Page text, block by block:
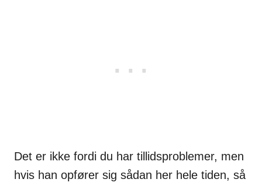
Det er ikke fordi du har tillidsproblemer, men
hvis han opfører sig sådan her hele tiden, så